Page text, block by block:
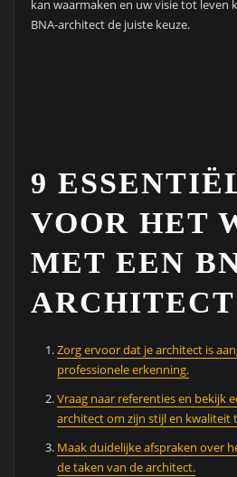
kan waarmaken en uw visie tot leven
BNA-architect de juiste keuze.
9
VOOR HET
MET EEN
ARCHITECT
Zorg ervoor dat je architect is
professionele erkenning.
Vraag naar referenties en bekijk
architect om zijn stijl en kwaliteit
Maak duidelijke afspraken over
de taken van de architect.